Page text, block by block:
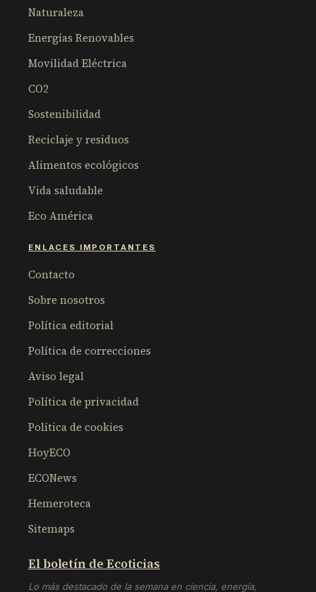
Naturaleza
Energías Renovables
Movilidad Eléctrica
CO2
Sostenibilidad
Reciclaje y residuos
Alimentos ecológicos
Vida saludable
Eco América
ENLACES IMPORTANTES
Contacto
Sobre nosotros
Política editorial
Política de correcciones
Aviso legal
Política de privacidad
Política de cookies
HoyECO
ECONews
Hemeroteca
Sitemaps
El boletín de Ecoticias
Lo más destacado de la semana en ciencia, energía,